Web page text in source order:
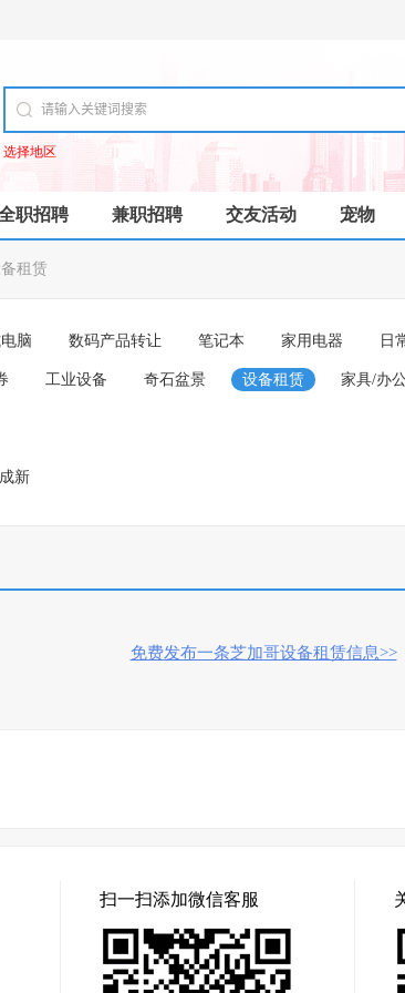
选择地区
职招聘 兼职招聘 交友活动 宠物
租赁
脑 数码产品转让 笔记本 家用电器 日
工业设备 奇石盆景 设备租赁 家具/办
新
免费发布一条芝加哥设备租赁信息>>
扫一扫添加微信客服